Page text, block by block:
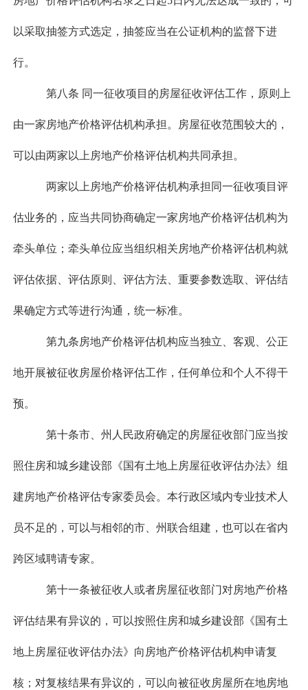
以采取抽签方式选定，抽签应当在公证机构的监督下进
行。
第八条 同一征收项目的房屋征收评估工作，原则上
由一家房地产价格评估机构承担。房屋征收范围较大的，
可以由两家以上房地产价格评估机构共同承担。
两家以上房地产价格评估机构承担同一征收项目评
估业务的，应当共同协商确定一家房地产价格评估机构为
牵头单位；牵头单位应当组织相关房地产价格评估机构就
评估依据、评估原则、评估方法、重要参数选取、评估结
果确定方式等进行沟通，统一标准。
第九条房地产价格评估机构应当独立、客观、公正
地开展被征收房屋价格评估工作，任何单位和个人不得干
预。
第十条市、州人民政府确定的房屋征收部门应当按
照住房和城乡建设部《国有土地上房屋征收评估办法》组
建房地产价格评估专家委员会。本行政区域内专业技术人
员不足的，可以与相邻的市、州联合组建，也可以在省内
跨区域聘请专家。
第十一条被征收人或者房屋征收部门对房地产价格
评估结果有异议的，可以按照住房和城乡建设部《国有土
地上房屋征收评估办法》向房地产价格评估机构申请复
核；对复核结果有异议的，可以向被征收房屋所在地房地